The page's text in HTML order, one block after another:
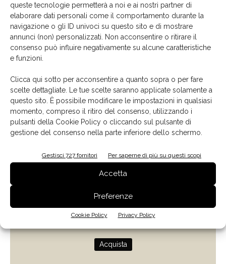
queste tecnologie permetterà a noi e ai nostri partner di
elaborare dati personali come il comportamento durante la
navigazione o gli ID univoci su questo sito e di mostrare
annunci (non) personalizzati. Non acconsentire o ritirare il
consenso può influire negativamente su alcune caratteristiche
e funzioni.
Clicca qui sotto per acconsentire a quanto sopra o per fare
scelte dettagliate. Le tue scelte saranno applicate solamente a
questo sito. È possibile modificare le impostazioni in qualsiasi
momento, compreso il ritiro del consenso, utilizzando i
pulsanti della Cookie Policy o cliccando sul pulsante di
gestione del consenso nella parte inferiore dello schermo.
Gestisci 727 fornitori Per saperne di più su questi scopi
Accetta
Preferenze
Cookie Policy Privacy Policy
Progettare con la luce naturale
di Giulio Camiz
Acquista